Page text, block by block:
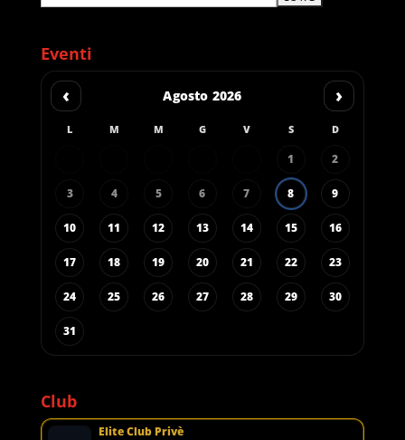
Eventi
‹ Agosto 2026 ›
L M M G V S D
1 2
3 4 5 6 7 8 9
10 11 12 13 14 15 16
17 18 19 20 21 22 23
24 25 26 27 28 29 30
31
Club
Elite Club Privè